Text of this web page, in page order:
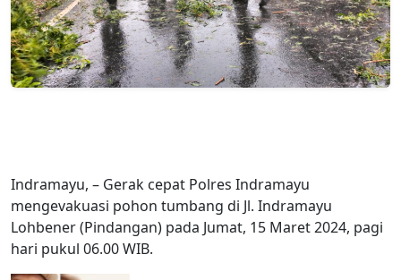
Indramayu, – Gerak cepat Polres Indramayu
mengevakuasi pohon tumbang di Jl. Indramayu
Lohbener (Pindangan) pada Jumat, 15 Maret 2024, pagi
hari pukul 06.00 WIB.